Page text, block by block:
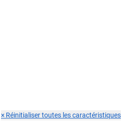
× Réinitialiser toutes les caractéristiques